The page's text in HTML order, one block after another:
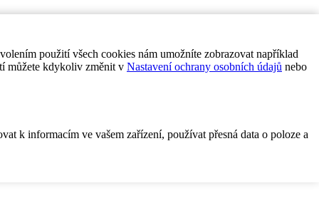
použití všech cookies nám umožníte zobrazovat například
můžete kdykoliv změnit v Nastavení ochrany osobních údajů nebo
k informacím ve vašem zařízení, používat přesná data o poloze a